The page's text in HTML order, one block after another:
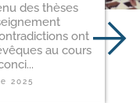
des thèses
ont
au cours
2025